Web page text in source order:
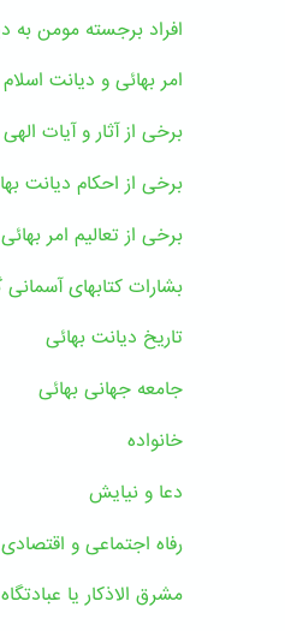
افراد برجسته مومن به
امر بهائی و دیانت اسلام
برخی از آثار و آیات الهی
برخی از احکام دیانت
برخی از تعالیم امر بهائی
بشارات کتابهای آسمانی
تاریخ دیانت بهائی
جامعه جهانی بهائی
خانواده
دعا و نیایش
رفاه اجتماعی و اقتصادی
مشرق الاذکار یا